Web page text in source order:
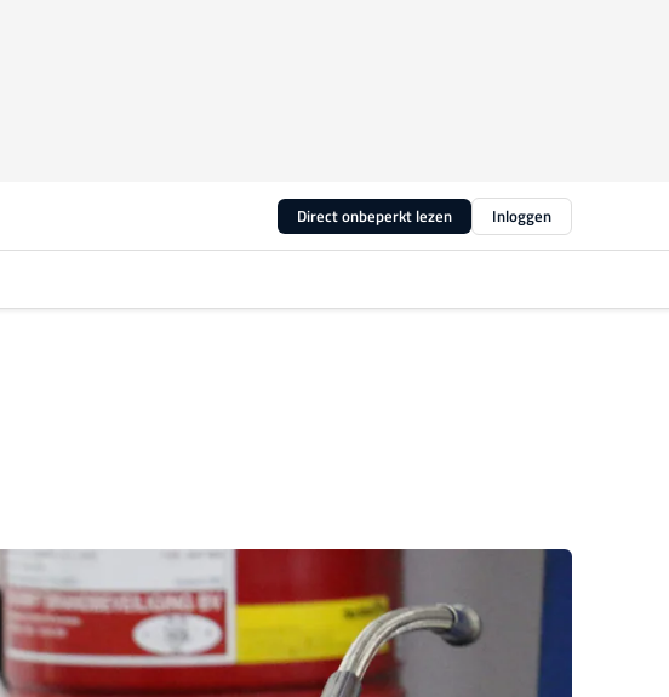
Direct onbeperkt lezen Inloggen